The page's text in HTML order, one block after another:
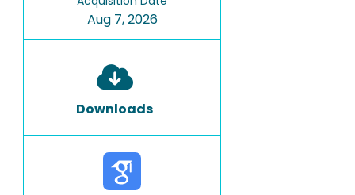
Aug 7, 2026
Downloads